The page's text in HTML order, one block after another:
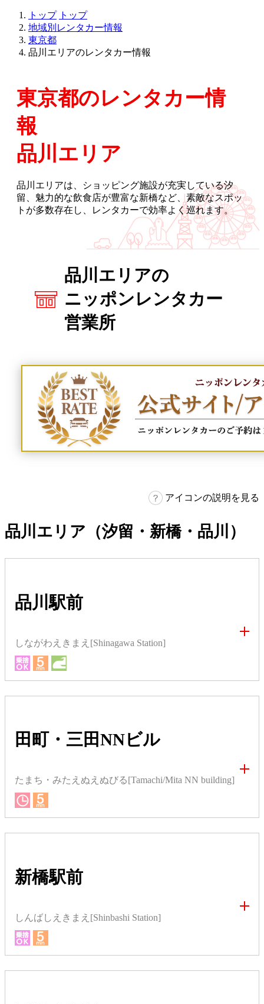
トップ トップ
地域別レンタカー情報
東京都
品川エリアのレンタカー情報
東京都のレンタカー情
報
品川エリア
品川エリアは、ショッピング施設が充実している汐
留、魅力的な飲食店が豊富な新橋など、素敵なスポッ
トが多数存在し、レンタカーで効率よく巡れます。
品川エリアの
ニッポンレンタカー
営業所
アイコンの説明を見る
品川エリア（汐留・新橋・品川）
品川駅前
しながわえきまえ[Shinagawa Station]
田町・三田NNビル
たまち・みたえぬえぬびる[Tamachi/Mita NN building]
新橋駅前
しんばしえきまえ[Shinbashi Station]